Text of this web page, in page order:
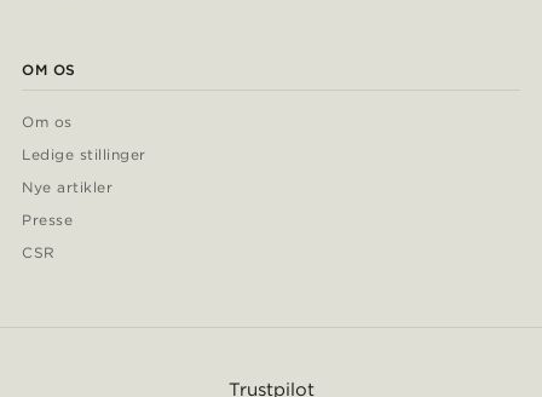
OM OS
Om os
Ledige stillinger
Nye artikler
Presse
CSR
Trustpilot